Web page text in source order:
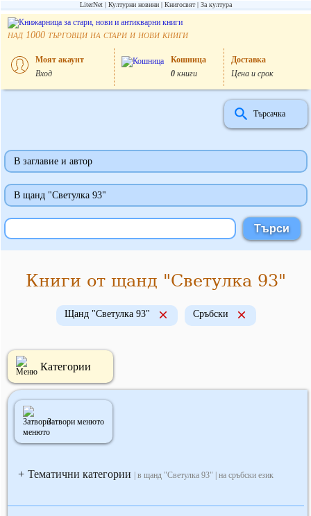
LiterNet Културни новини Книгосвят За култура
над 1000 търговци на стари и нови книги
Моят акаунт
Вход
Кошница
0книги
Доставка
Цена и срок
Търсачка
В заглавие и автор
В щанд "Светулка 93"
Книги от щанд "Светулка 93"
Щанд "Светулка 93" Сръбски
Категории
Затвори менюто
+ Тематични категории | в щанд "Светулка 93" | на сръбски език